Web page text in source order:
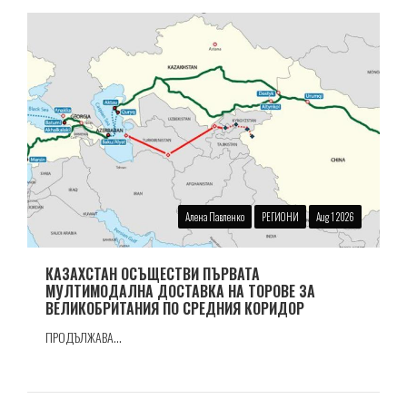
Алена Павленко РЕГИОНИ Aug 1 2026
КАЗАХСТАН ОСЪЩЕСТВИ ПЪРВАТА
МУЛТИМОДАЛНА ДОСТАВКА НА ТОРОВЕ ЗА
ВЕЛИКОБРИТАНИЯ ПО СРЕДНИЯ КОРИДОР
ПРОДЪЛЖАВА...